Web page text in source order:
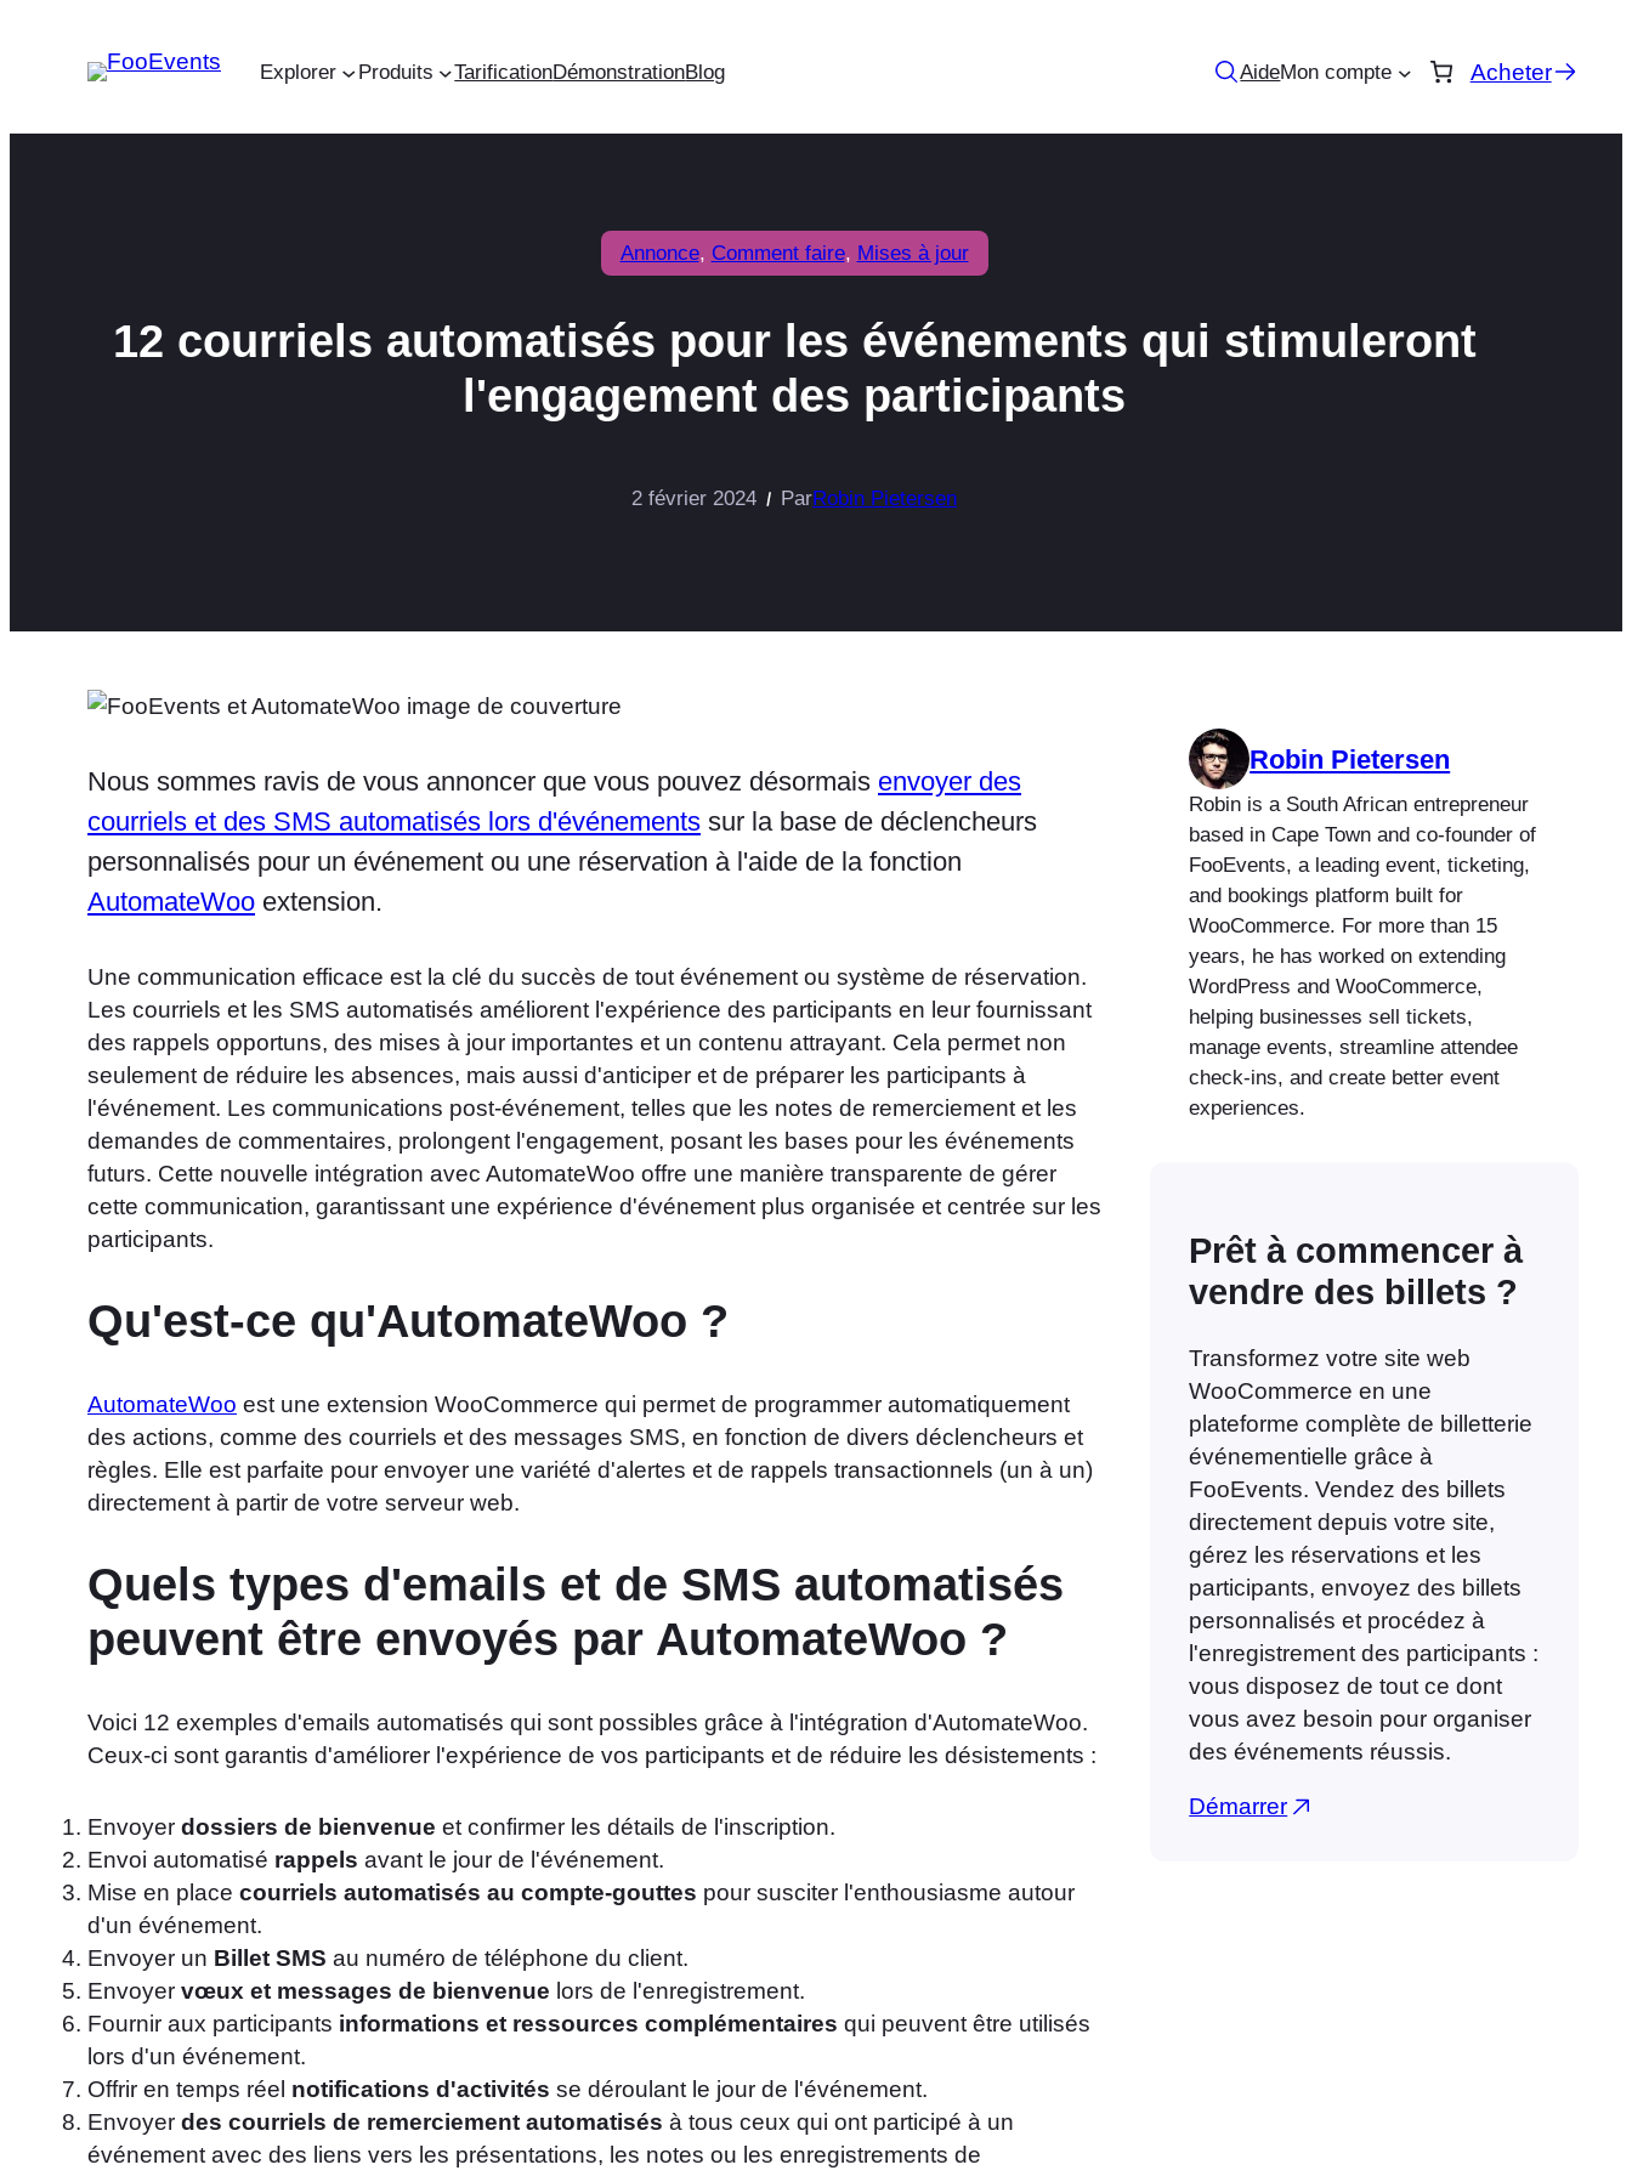
Explorer Produits TarificationDémonstrationBlog AideMon compte Acheter
Annonce, Comment faire, Mises à jour
12 courriels automatisés pour les événements qui stimuleront
l'engagement des participants
2 février 2024 ParRobin Pietersen
Nous sommes ravis de vous annoncer que vous pouvez désormais envoyer des
courriels et des SMS automatisés lors d'événements sur la base de déclencheurs
personnalisés pour un événement ou une réservation à l'aide de la fonction
AutomateWoo extension.
Une communication efficace est la clé du succès de tout événement ou système de réservation.
Les courriels et les SMS automatisés améliorent l'expérience des participants en leur fournissant
des rappels opportuns, des mises à jour importantes et un contenu attrayant. Cela permet non
seulement de réduire les absences, mais aussi d'anticiper et de préparer les participants à
l'événement. Les communications post-événement, telles que les notes de remerciement et les
demandes de commentaires, prolongent l'engagement, posant les bases pour les événements
futurs. Cette nouvelle intégration avec AutomateWoo offre une manière transparente de gérer
cette communication, garantissant une expérience d'événement plus organisée et centrée sur les
participants.
Qu'est-ce qu'AutomateWoo ?
AutomateWoo est une extension WooCommerce qui permet de programmer automatiquement
des actions, comme des courriels et des messages SMS, en fonction de divers déclencheurs et
règles. Elle est parfaite pour envoyer une variété d'alertes et de rappels transactionnels (un à un)
directement à partir de votre serveur web.
Quels types d'emails et de SMS automatisés
peuvent être envoyés par AutomateWoo ?
Voici 12 exemples d'emails automatisés qui sont possibles grâce à l'intégration d'AutomateWoo.
Ceux-ci sont garantis d'améliorer l'expérience de vos participants et de réduire les désistements :
Envoyer dossiers de bienvenue et confirmer les détails de l'inscription.
Envoi automatisé rappels avant le jour de l'événement.
Mise en place courriels automatisés au compte-gouttes pour susciter l'enthousiasme autour
d'un événement.
Envoyer un Billet SMS au numéro de téléphone du client.
Envoyer vœux et messages de bienvenue lors de l'enregistrement.
Fournir aux participants informations et ressources complémentaires qui peuvent être utilisés
lors d'un événement.
Offrir en temps réel notifications d'activités se déroulant le jour de l'événement.
Envoyer des courriels de remerciement automatisés à tous ceux qui ont participé à un
événement avec des liens vers les présentations, les notes ou les enregistrements de
Robin Pietersen
Robin is a South African entrepreneur
based in Cape Town and co-founder of
FooEvents, a leading event, ticketing,
and bookings platform built for
WooCommerce. For more than 15
years, he has worked on extending
WordPress and WooCommerce,
helping businesses sell tickets,
manage events, streamline attendee
check-ins, and create better event
experiences.
Prêt à commencer à
vendre des billets ?
Transformez votre site web
WooCommerce en une
plateforme complète de billetterie
événementielle grâce à
FooEvents. Vendez des billets
directement depuis votre site,
gérez les réservations et les
participants, envoyez des billets
personnalisés et procédez à
l'enregistrement des participants :
vous disposez de tout ce dont
vous avez besoin pour organiser
des événements réussis.
Démarrer